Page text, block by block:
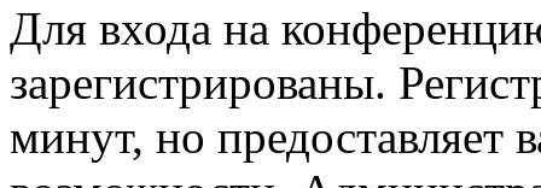
Для входа на
зарегистрированы.
минут, но предоставляет